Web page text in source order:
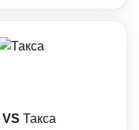
VS Такса